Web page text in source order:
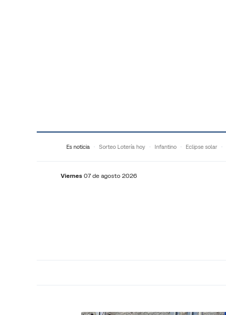
Es noticia Sorteo Lotería hoy Infantino Eclipse solar
Viernes 07 de agosto 2026